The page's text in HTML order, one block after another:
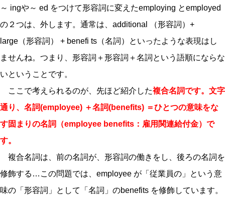
～ ingや～ ed をつけて形容詞に変えたemploying とemployed
の２つは、外します。通常は、additional （形容詞）+
large（形容詞） + benefi ts（名詞）といったような表現はし
ませんね。つまり、形容詞＋形容詞＋名詞という語順にならな
いということです。
ここで考えられるのが、先ほど紹介した複合名詞です。文字
通り、名詞(employee) ＋名詞(benefits) ＝ひとつの意味をな
す固まりの名詞（employee benefits：雇用関連給付金）で
す。
複合名詞は、前の名詞が、形容詞の働きをし、後ろの名詞を
修飾する…この問題では、employee が「従業員の」という意
味の「形容詞」として「名詞」のbenefits を修飾しています。